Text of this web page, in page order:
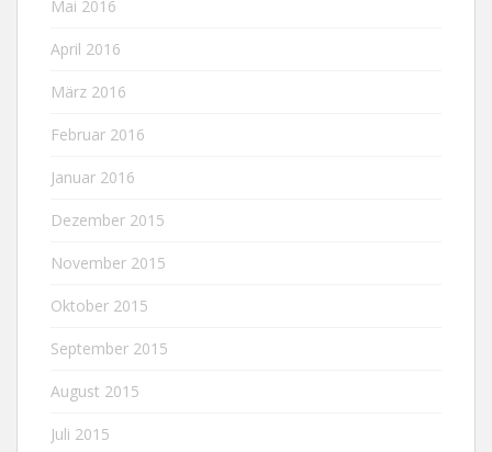
Mai 2016
April 2016
März 2016
Februar 2016
Januar 2016
Dezember 2015
November 2015
Oktober 2015
September 2015
August 2015
Juli 2015